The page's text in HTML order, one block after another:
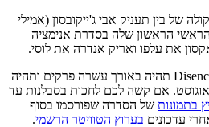
של בין תעניק אבי ג'ייקובסון (אמילי
הראשון שלה בסדרת אנימציה
את עלפו ואריק אנדרה את לוסי.
העונה הראשונה של Disenchantment תהיה באורך עשרה פרקים ותהיה
בנטפליקס החל מה-17 באוגוסט. אם קשה לכם לחכות בסבלנות עד
בתמונות של הסדרה שפורסמו בסוף
עדכונים בערוץ הטוויטר הרשמי.